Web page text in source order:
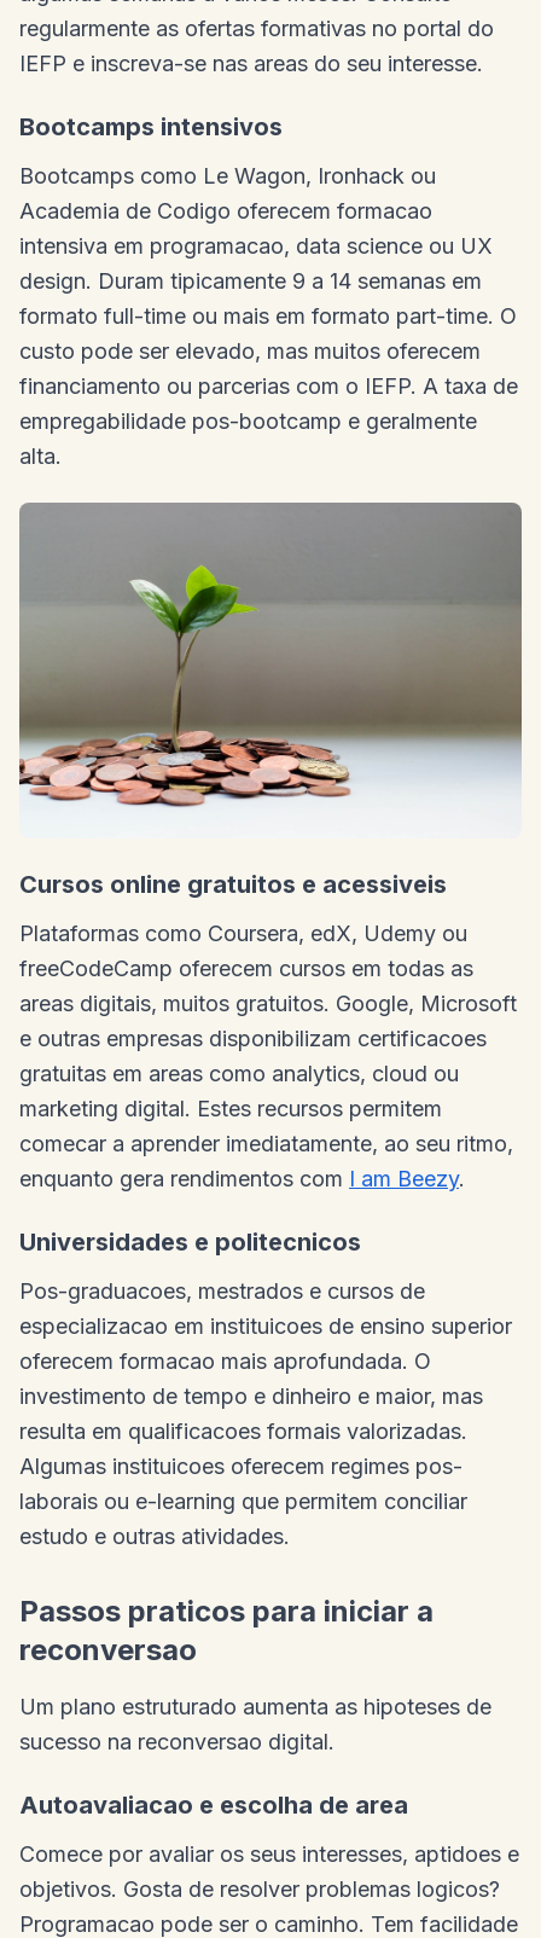
regularmente as ofertas formativas no portal do
IEFP e inscreva-se nas areas do seu interesse.
Bootcamps intensivos
Bootcamps como Le Wagon, Ironhack ou
Academia de Codigo oferecem formacao
intensiva em programacao, data science ou UX
design. Duram tipicamente 9 a 14 semanas em
formato full-time ou mais em formato part-time. O
custo pode ser elevado, mas muitos oferecem
financiamento ou parcerias com o IEFP. A taxa de
empregabilidade pos-bootcamp e geralmente
alta.
Cursos online gratuitos e acessiveis
Plataformas como Coursera, edX, Udemy ou
freeCodeCamp oferecem cursos em todas as
areas digitais, muitos gratuitos. Google, Microsoft
e outras empresas disponibilizam certificacoes
gratuitas em areas como analytics, cloud ou
marketing digital. Estes recursos permitem
comecar a aprender imediatamente, ao seu ritmo,
enquanto gera rendimentos com I am Beezy.
Universidades e politecnicos
Pos-graduacoes, mestrados e cursos de
especializacao em instituicoes de ensino superior
oferecem formacao mais aprofundada. O
investimento de tempo e dinheiro e maior, mas
resulta em qualificacoes formais valorizadas.
Algumas instituicoes oferecem regimes pos-
laborais ou e-learning que permitem conciliar
estudo e outras atividades.
Passos praticos para iniciar a
reconversao
Um plano estruturado aumenta as hipoteses de
sucesso na reconversao digital.
Autoavaliacao e escolha de area
Comece por avaliar os seus interesses, aptidoes e
objetivos. Gosta de resolver problemas logicos?
Programacao pode ser o caminho. Tem facilidade